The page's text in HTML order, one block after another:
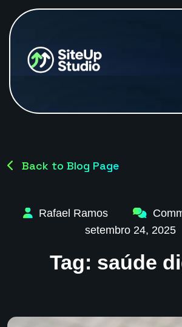
Back to Blog Page
Rafael Ramos
setembro 24, 2025
Tag: saúde